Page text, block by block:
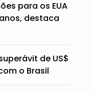
para os EUA
destaca
de US$
o Brasil